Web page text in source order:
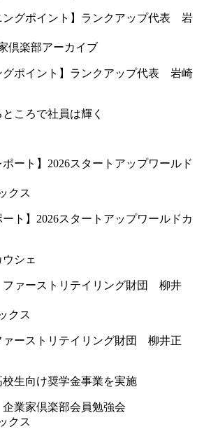
倶楽部アーカイブ
グポイント】ランクアップ代表 岩崎
ころで社員は輝く
クス
ート】2026スタートアップワールドカ
シェ
クス
ァーストリテイリング財団 柳井正
生向け奨学金事業を実施
クス